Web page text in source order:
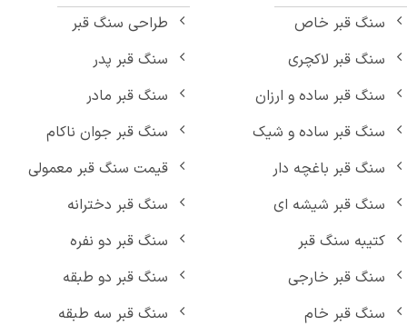
سنگ قبر خاص
سنگ قبر لاکچری
سنگ قبر ساده و ارزان
سنگ قبر ساده و شیک
سنگ قبر باغچه دار
سنگ قبر شیشه ای
کتیبه سنگ قبر
سنگ قبر خارجی
سنگ قبر خام
طراحی سنگ قبر
سنگ قبر پدر
سنگ قبر مادر
سنگ قبر جوان ناکام
قیمت سنگ قبر معمولی
سنگ قبر دخترانه
سنگ قبر دو نفره
سنگ قبر دو طبقه
سنگ قبر سه طبقه